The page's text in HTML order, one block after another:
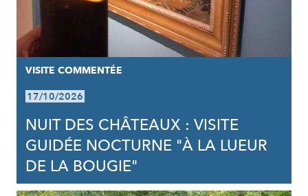
VISITE COMMENTÉE
17/10/2026
NUIT DES CHÂTEAUX : VISITE
GUIDÉE NOCTURNE "À LA LUEUR
DE LA BOUGIE"